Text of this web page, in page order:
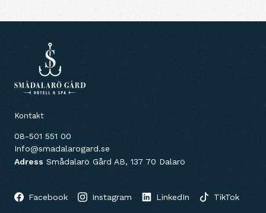
Kontakt
08-501 551 00
Info@smadalarogard.se
Adress Smådalarö Gård AB, 137 70 Dalarö
Facebook Instagram LinkedIn TikTok